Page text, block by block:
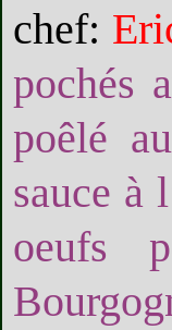
chef:
pochés
poêlé
sauce à
oeufs